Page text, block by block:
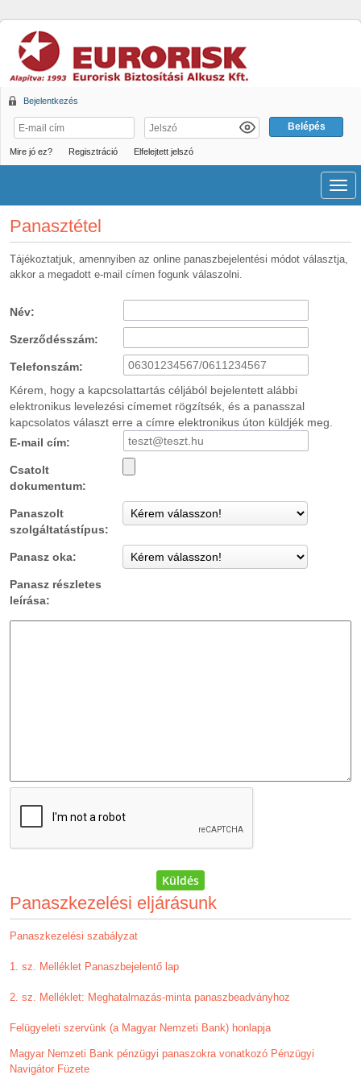
Bejelentkezés
Mire jó ez? Regisztráció Elfelejtett jelszó
Panasztétel
Tájékoztatjuk, amennyiben az online panaszbejelentési módot választja,
akkor a megadott e-mail címen fogunk válaszolni.
Név:
Szerződésszám:
Telefonszám:
Kérem, hogy a kapcsolattartás céljából bejelentett alábbi
elektronikus levelezési címemet rögzítsék, és a panasszal
kapcsolatos választ erre a címre elektronikus úton küldjék meg.
E-mail cím:
Csatolt
dokumentum:
Panaszolt
szolgáltatástípus:
Panasz oka:
Panasz részletes
leírása:
Panaszkezelési eljárásunk
Panaszkezelési szabályzat
1. sz. Melléklet Panaszbejelentő lap
2. sz. Melléklet: Meghatalmazás-minta panaszbeadványhoz
Felügyeleti szervünk (a Magyar Nemzeti Bank) honlapja
Magyar Nemzeti Bank pénzügyi panaszokra vonatkozó Pénzügyi
Navigátor Füzete